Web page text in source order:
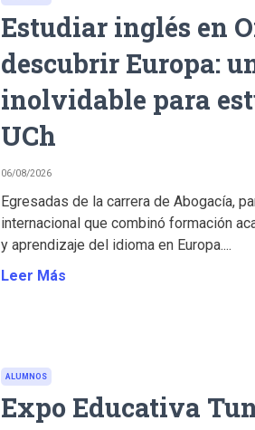
Estudiar inglés en
descubrir Europa:
inolvidable para
UCh
06/08/2026
Egresadas de la carrera de Abogacía,
internacional que combinó formación
y aprendizaje del idioma en Europa....
Leer Más
ALUMNOS
Expo Educativa